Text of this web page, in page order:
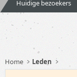
Huidige bezoekers
Home Leden